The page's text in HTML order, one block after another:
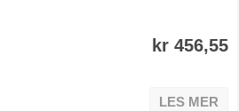
kr 456,55
LES MER